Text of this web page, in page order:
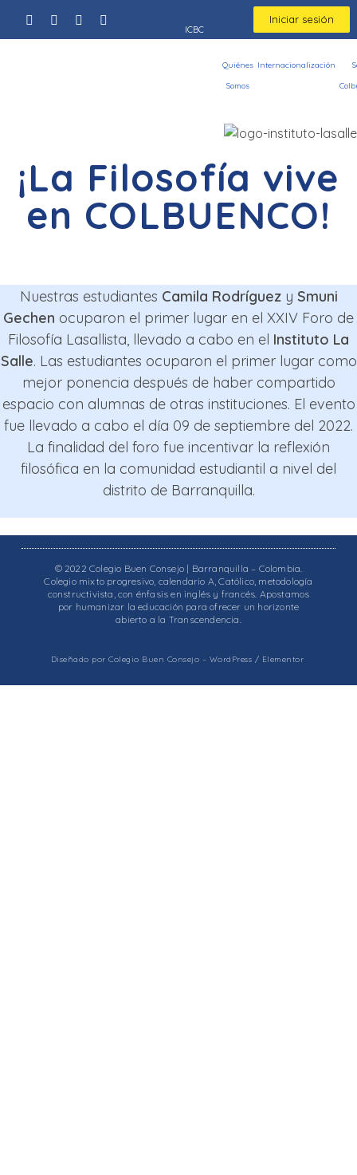
ICBC
Iniciar sesión
Quiénes
Somos
Internacionalización
¡La Filosofía vive
en COLBUENCO!
Nuestras estudiantes Camila Rodríguezy Smuni
Gechen ocuparon el primer lugar en el XXIV Foro de
Filosofía Lasallista, llevado a cabo en el Instituto La
Salle. Las estudiantes ocuparon el primer lugar como
mejor ponencia después de haber compartido
espacio con alumnas de otras instituciones. El evento
fue llevado a cabo el día 09 de septiembre del 2022.
La finalidad del foro fue incentivar la reflexión
filosófica en la comunidad estudiantil a nivel del
distrito de Barranquilla.
© 2022 Colegio Buen Consejo | Barranquilla – Colombia.
Colegio mixto progresivo, calendario A, Católico, metodología
constructivista, con énfasis en inglés y francés. Apostamos
por humanizar la educación para ofrecer un horizonte
abierto a la Transcendencia.
Diseñado por Colegio Buen Consejo – WordPress / Elementor